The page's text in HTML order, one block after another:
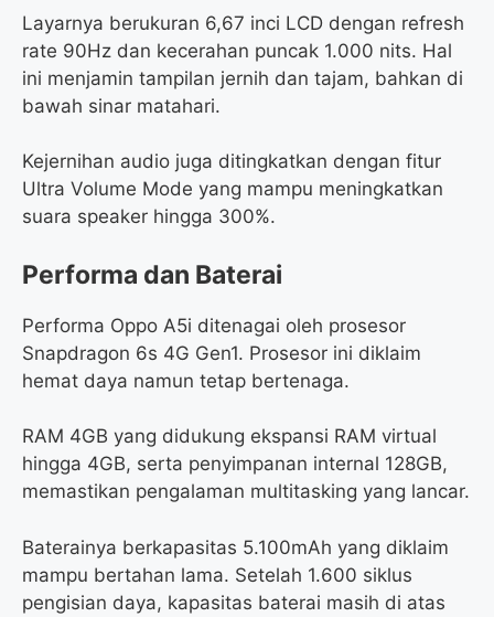
Layarnya berukuran 6,67 inci LCD dengan refresh
rate 90Hz dan kecerahan puncak 1.000 nits. Hal
ini menjamin tampilan jernih dan tajam, bahkan di
bawah sinar matahari.
Kejernihan audio juga ditingkatkan dengan fitur
Ultra Volume Mode yang mampu meningkatkan
suara speaker hingga 300%.
Performa dan Baterai
Performa Oppo A5i ditenagai oleh prosesor
Snapdragon 6s 4G Gen1. Prosesor ini diklaim
hemat daya namun tetap bertenaga.
RAM 4GB yang didukung ekspansi RAM virtual
hingga 4GB, serta penyimpanan internal 128GB,
memastikan pengalaman multitasking yang lancar.
Baterainya berkapasitas 5.100mAh yang diklaim
mampu bertahan lama. Setelah 1.600 siklus
pengisian daya, kapasitas baterai masih di atas